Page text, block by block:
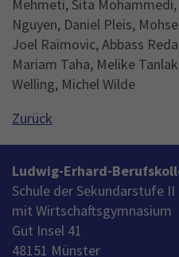
Mehmeti, Sita
Nguyen, Daniel Pleis,
Joel Raimovic, Abbass
Mariam Taha, Melike
Welling, Michel Wilde
Zurück
Ludwig-Erhard-
Schule der Sekundarstufe
mit Wirtschaftsgymnasium
Gut Insel 41
48151 Münster